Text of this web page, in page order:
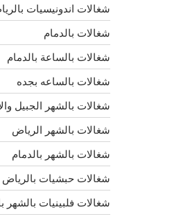
شغالات اندونيسيات
شغالات بالدمام
شغالات بالساعة بالدمام
شغالات بالساعه بجده
شغالات بالشهر الجبيل
شغالات بالشهر الرياض
شغالات بالشهر بالدمام
شغالات حبشيات بالرياض
شغالات فلبينيات بالشهر